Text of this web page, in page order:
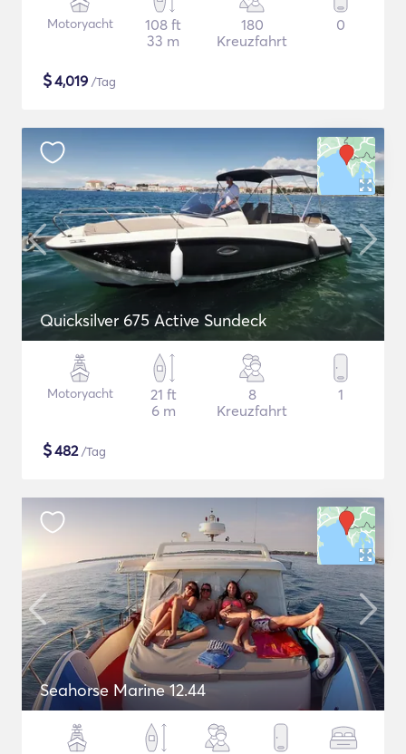
Motoryacht
108 ft
33 m
180
Kreuzfahrt
0
$4,019 /Tag
Quicksilver 675 Active Sundeck
Motoryacht
21 ft
6 m
8
Kreuzfahrt
1
$482/Tag
Seahorse Marine 12.44